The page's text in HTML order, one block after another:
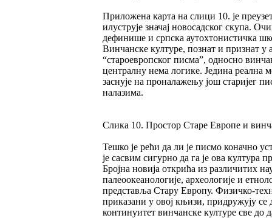
Приложена карта на слици 10. је
илуструје значај новосадског скупа.
дефинише и српска аутохтонистичка
Винчанске културе, познат и признат у
“староевропског писма”, односно
централну нема логике. Једина реална
заснује на проналажењу још старијег
налазима.
Слика 10. Простор Старе Европе и
Тешко је рећи да ли је писмо коначно
је сасвим сигурно да га је ова
Бројна новија открића из различитих
палеоокеанологије, археологије и
представља Стару Европу. Физичко-
приказани у овој књизи, придружују се
континуитет винчанске културе све до